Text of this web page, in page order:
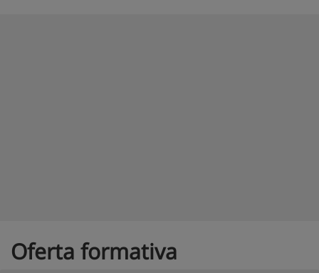
Oferta formativa